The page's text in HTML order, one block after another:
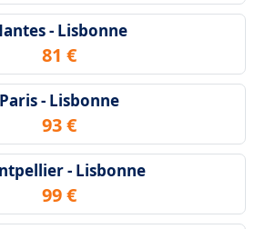
- Lisbonne
81 €
Paris - Lisbonne
93 €
- Lisbonne
99 €